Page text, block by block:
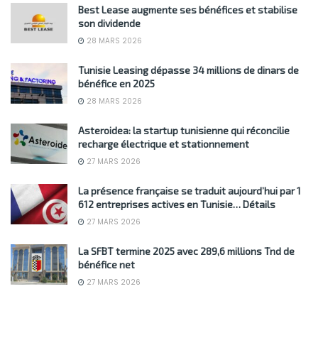
Best Lease augmente ses bénéfices et stabilise
son dividende
28 MARS 2026
Tunisie Leasing dépasse 34 millions de dinars de
bénéfice en 2025
28 MARS 2026
Asteroidea: la startup tunisienne qui réconcilie
recharge électrique et stationnement
27 MARS 2026
La présence française se traduit aujourd’hui par 1
612 entreprises actives en Tunisie… Détails
27 MARS 2026
La SFBT termine 2025 avec 289,6 millions Tnd de
bénéfice net
27 MARS 2026